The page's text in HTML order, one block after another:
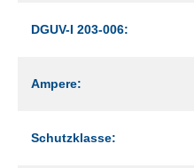
DGUV-I 203-006:
Ampere:
Schutzklasse: